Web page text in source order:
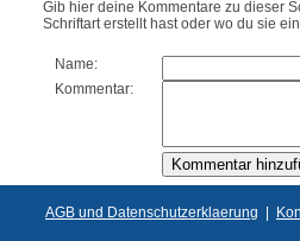
Gib hier deine Kommentare zu dieser
Schriftart erstellt hast oder wo du sie
Name:
Kommentar:
AGB und Datenschutzerklaerung |